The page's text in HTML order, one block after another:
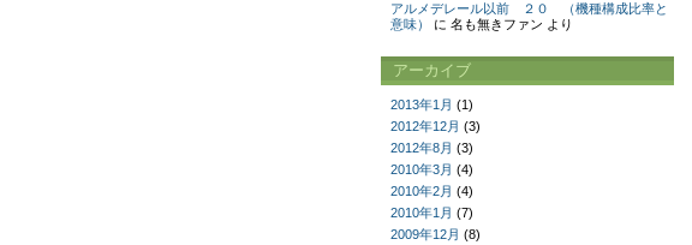
アルメデレール以前 ２０ （機種構成比率と
意味）
に 名も無きファン より
アーカイブ
2013年1月 (1)
2012年12月 (3)
2012年8月 (3)
2010年3月 (4)
2010年2月 (4)
2010年1月 (7)
2009年12月 (8)